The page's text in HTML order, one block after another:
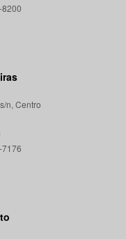
n, Centro